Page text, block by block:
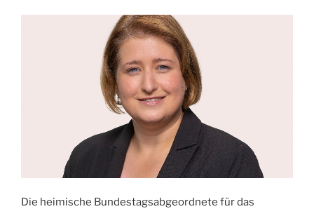
Die heimische Bundestagsabgeordnete für das